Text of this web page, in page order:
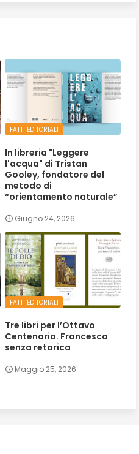
FATTI EDITORIALI
In libreria "Leggere
l'acqua" di Tristan
Gooley, fondatore del
metodo di
“orientamento naturale”
Giugno 24, 2026
FATTI EDITORIALI
Tre libri per l’Ottavo
Centenario. Francesco
senza retorica
Maggio 25, 2026